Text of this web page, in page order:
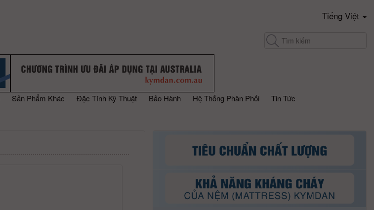
Tiếng Việt
Sản Phẩm Khác Đặc Tính Kỹ Thuật Bảo Hành Hệ Thống Phân Phối
Tin Tức